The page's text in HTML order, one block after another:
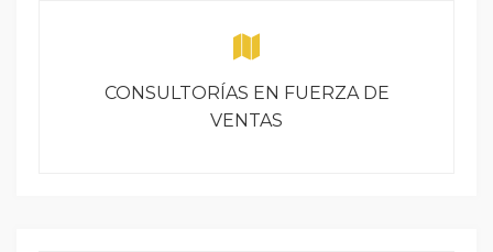
CONSULTORÍAS EN FUERZA DE
VENTAS